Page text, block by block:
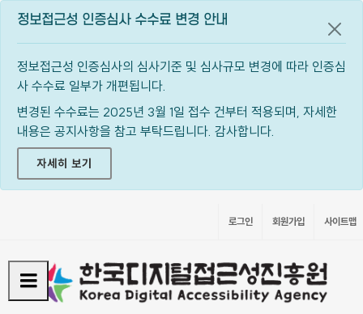
정보접근성 인증심사 수수료 변경 안내
정보접근성 인증심사의 심사기준 및 심사규모 변경에 따라 인증심
사 수수료 일부가 개편됩니다.
변경된 수수료는 2025년 3월 1일 접수 건부터 적용되며, 자세한
내용은 공지사항을 참고 부탁드립니다. 감사합니다.
자세히 보기
공지
로그인 회원가입 사이트맵